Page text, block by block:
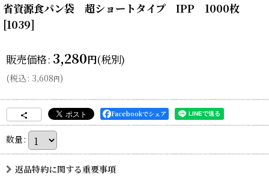
省資源食パン袋 超ショートタイプ IPP 1000枚
[1039]
販売価格: 3,280円(税別)
(税込: 3,608円)
Facebookでシェア
数量:
返品特約に関する重要事項